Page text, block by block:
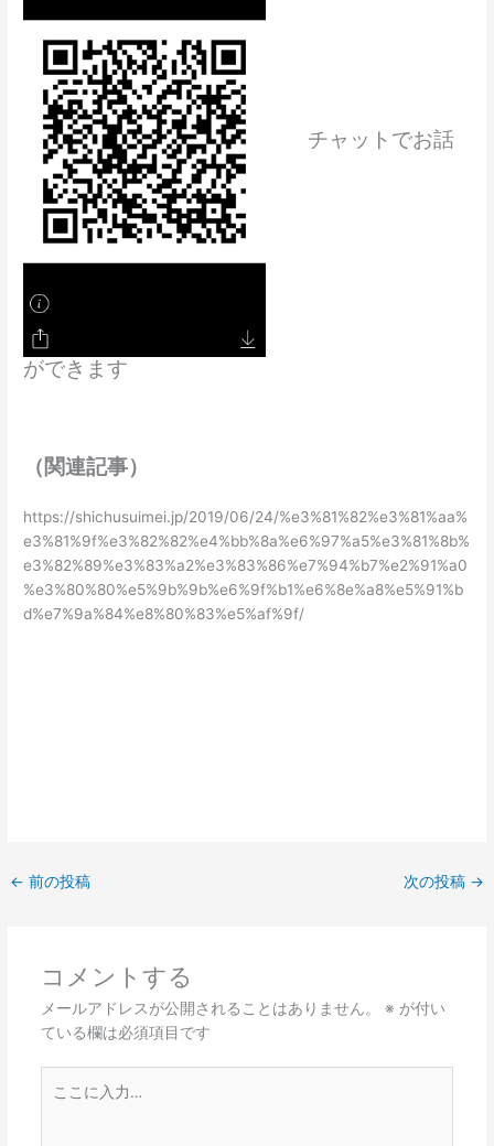
チャットでお話
ができます
（関連記事）
https://shichusuimei.jp/2019/06/24/%e3%81%82%e3%81%aa%
e3%81%9f%e3%82%82%e4%bb%8a%e6%97%a5%e3%81%8b%
e3%82%89%e3%83%a2%e3%83%86%e7%94%b7%e2%91%a0
%e3%80%80%e5%9b%9b%e6%9f%b1%e6%8e%a8%e5%91%b
d%e7%9a%84%e8%80%83%e5%af%9f/
← 前の投稿 次の投稿 →
コメントする
メールアドレスが公開されることはありません。 ※ が付い
ている欄は必須項目です